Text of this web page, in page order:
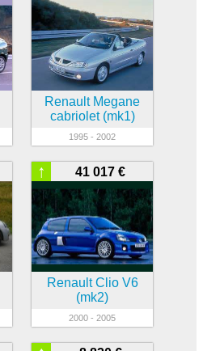
Renault Megane
cabriolet (mk1)
1995 - 2002
41 017 €
↑
Renault Clio V6
(mk2)
2000 - 2005